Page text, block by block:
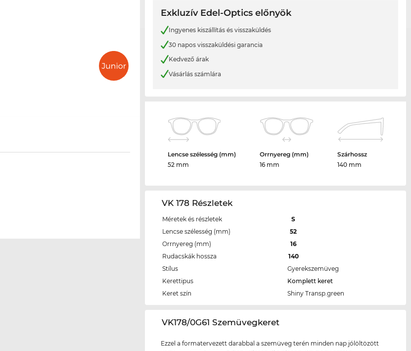
Exkluzív Edel-Optics előnyök
Ingyenes kiszállítás és visszaküldés
30 napos visszaküldési garancia
Kedvező árak
Vásárlás számlára
Lencse szélesség (mm)
52 mm
Orrnyereg (mm)
16 mm
Szárhossz
140 mm
VK 178 Részletek
Méretek és részletek
S
Lencse szélesség (mm)
52
Orrnyereg (mm)
16
Rudacskák hossza
140
Stílus
Gyerekszemüveg
Kerettipus
Komplett keret
Keret szín
Shiny Transp.green
‌VK178/0G61 Szemüvegkeret
Ezzel a formatervezett darabbal a szemüveg terén minden nap jólöltözött